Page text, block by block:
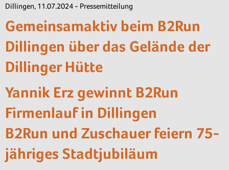
Dillingen, 11.07.2024 - Pressemitteilung
Gemeinsamaktiv beim B2Run
Dillingen über das Gelände der
Dillinger Hütte
Yannik Erz gewinnt B2Run
Firmenlauf in Dillingen
B2Run und Zuschauer feiern 75-
jähriges Stadtjubiläum